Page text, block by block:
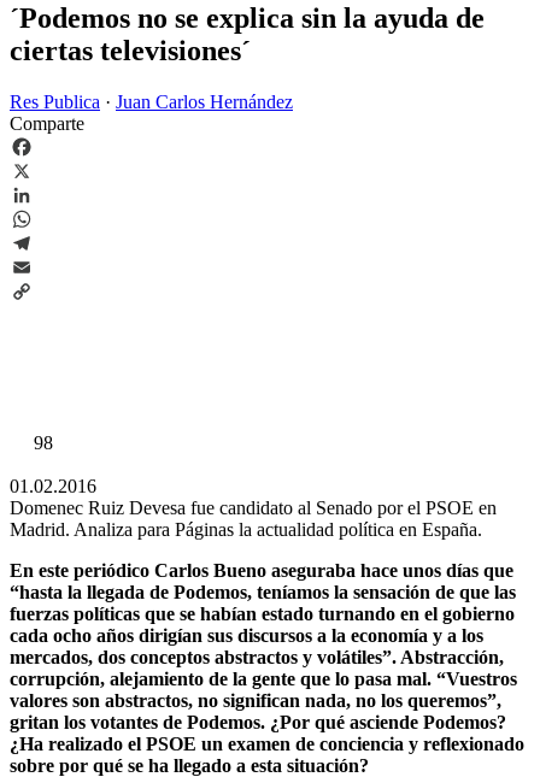
´Podemos no se explica sin la ayuda de
ciertas televisiones´
Res Publica · Juan Carlos Hernández
Comparte
Facebook
X
LinkedIn
WhatsApp
Telegram
Email
98
01.02.2016
Domenec Ruiz Devesa fue candidato al Senado por el PSOE en
Madrid. Analiza para Páginas la actualidad política en España.
En este periódico Carlos Bueno aseguraba hace unos días que
“hasta la llegada de Podemos, teníamos la sensación de que las
fuerzas políticas que se habían estado turnando en el gobierno
cada ocho años dirigían sus discursos a la economía y a los
mercados, dos conceptos abstractos y volátiles”. Abstracción,
corrupción, alejamiento de la gente que lo pasa mal. “Vuestros
valores son abstractos, no significan nada, no los queremos”,
gritan los votantes de Podemos. ¿Por qué asciende Podemos?
¿Ha realizado el PSOE un examen de conciencia y reflexionado
sobre por qué se ha llegado a esta situación?